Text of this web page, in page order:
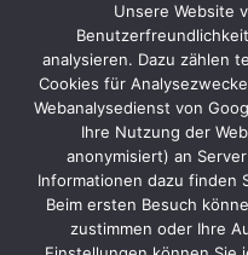
bestehende
Standbau-
Konzept,
das
verschiedenen
Messen
verwendet
Unsere Website
analysieren. Dazu zählen
Cookies für
Webanalysedienst von
Ihre Nutzung der
anonymisiert) an
Informationen dazu finden
Beim ersten Besuch
zustimmen oder Ihre